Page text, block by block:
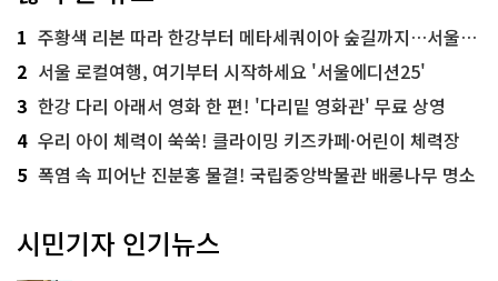
1 주황색 리본 따라 한강부터 메타세쿼이아 숲길까지…서울둘레길 15코스
2 서울 로컬여행, 여기부터 시작하세요 '서울에디션25'
3 한강 다리 아래서 영화 한 편! '다리밑 영화관' 무료 상영
4 우리 아이 체력이 쑥쑥! 클라이밍 키즈카페·어린이 체력장
5 폭염 속 피어난 진분홍 물결! 국립중앙박물관 배롱나무 명소
시민기자 인기뉴스